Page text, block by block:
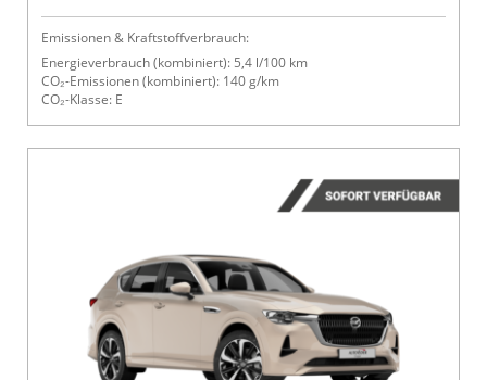
Emissionen & Kraftstoffverbrauch:
Energieverbrauch (kombiniert): 5,4 l/100 km
CO₂-Emissionen (kombiniert): 140 g/km
CO₂-Klasse: E